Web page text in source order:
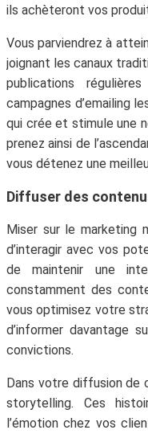
ils achèteront vos
Vous parviendrez à
joignant les canaux
publications
campagnes d’emailing
qui crée et stimule une
prenez ainsi de
vous détenez une
Diffuser des
Miser sur le marketing
d’interagir avec vos
de maintenir une
constamment des
vous optimisez votre
d’informer davantage
convictions.
Dans votre diffusion de
storytelling. Ces
l’émotion chez vos